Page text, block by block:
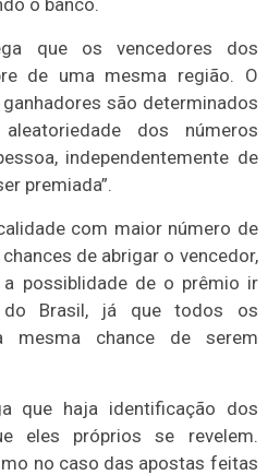
que os vencedores dos
de uma mesma região. O
são determinados
dos números
independentemente de
premiada”.
com maior número de
de abrigar o vencedor,
possiblidade de o prêmio ir
do Brasil, já que todos os
mesma chance de serem
que haja identificação dos
eles próprios se revelem.
no caso das apostas feitas